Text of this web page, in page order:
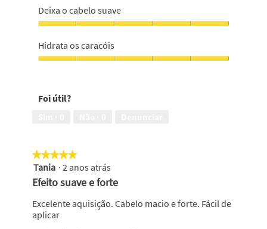
o
cabelo
com
um
aspecto
saudável,
5
Deixa o cabelo suave
o
cabelo
suave,
5
Hidrata os caracóis
5
Foi útil?
★★★★★
★★★★★
5
em
5
estrelas.
Tania · 2 anos atrás
Efeito suave e forte
Excelente aquisição. Cabelo macio e forte. Fácil de
aplicar